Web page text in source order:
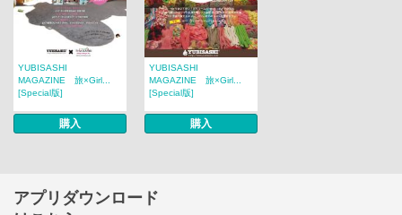
YUBISASHI
MAGAZINE 旅×Girl...
[Special版]
購入
YUBISASHI
MAGAZINE 旅×Girl...
[Special版]
購入
アプリダウンロード